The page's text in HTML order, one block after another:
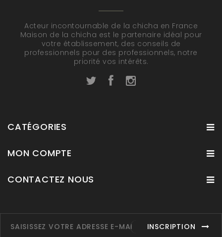
Acteur incontournable de la chicha en France
Maison de la chicha est le partenaire idéal pour
votre établissement, des conseils de
professionnels pour des professionnels, notre
priorité vos intérêts.
CATÉGORIES
MON COMPTE
CONTACTEZ NOUS
INSCRIPTION